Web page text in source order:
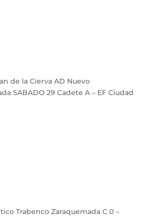
de la Cierva AD Nuevo
SABADO 29 Cadete A – EF Ciudad
Trabenco Zaraquemada C 0 –